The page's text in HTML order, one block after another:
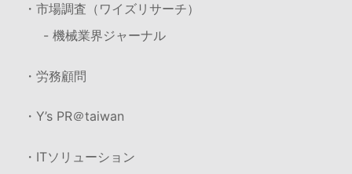
・市場調査（ワイズリサーチ）
- 機械業界ジャーナル
・労務顧問
・Y’s PR＠taiwan
・ITソリューション